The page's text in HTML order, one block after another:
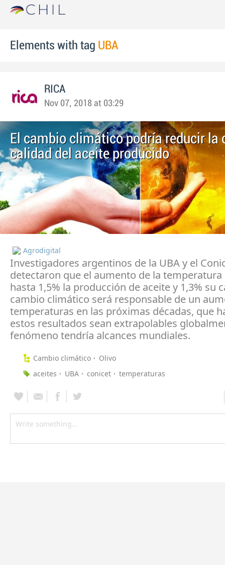
Elements with tag UBA
RICA
Nov 07, 2018 at 03:29
El cambio climático podría reducir la
calidad del aceite producido
Agrodigital
Investigadores argentinos de la UBA y el
detectaron que el aumento de la
hasta 1,5% la producción de aceite y 1,3% su
cambio climático será responsable de un
temperaturas en las próximas décadas, que
estos resultados sean extrapolables
fenómeno tendría alcances mundiales.
Cambio climático
Olivo
aceites
UBA conicet temperaturas